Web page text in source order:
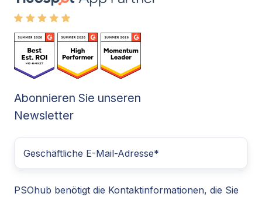
Abonnieren Sie unseren
Newsletter
PSOhub benötigt die Kontaktinformationen, die Sie